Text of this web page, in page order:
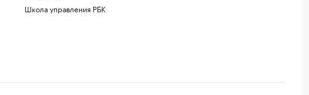
Школа управления РБК